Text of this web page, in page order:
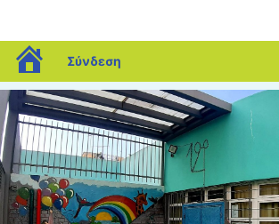
blogs.sch.gr
Σύνδεση